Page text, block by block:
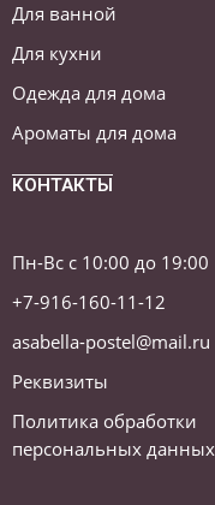
Для ванной
Для кухни
Одежда для дома
Ароматы для дома
КОНТАКТЫ
Пн-Вс с 10:00 до 19:00
+7-916-160-11-12
asabella-postel@mail.ru
Реквизиты
Политика обработки
персональных данных